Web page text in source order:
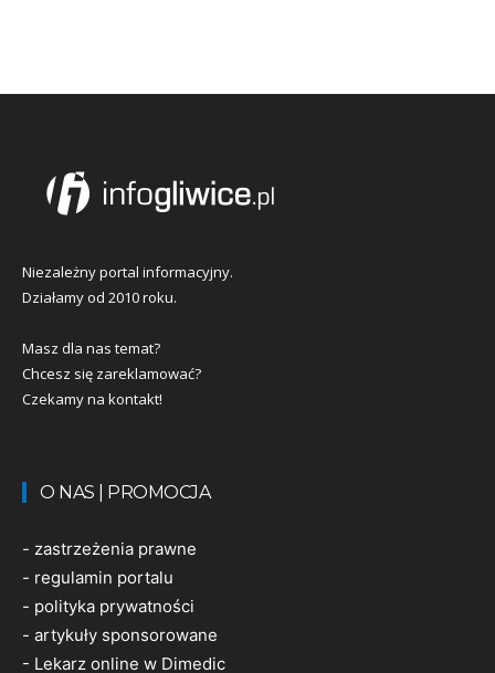
Niezależny portal informacyjny.
Działamy od 2010 roku.
Masz dla nas temat?
Chcesz się zareklamować?
Czekamy na kontakt!
O NAS | PROMOCJA
- zastrzeżenia prawne
- regulamin portalu
- polityka prywatności
- artykuły sponsorowane
- Lekarz online w Dimedic